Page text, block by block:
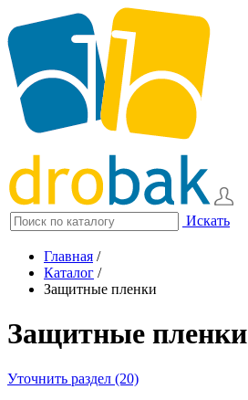
Искать
Главная /
Каталог /
Защитные пленки
Защитные пленки
Уточнить раздел (20)